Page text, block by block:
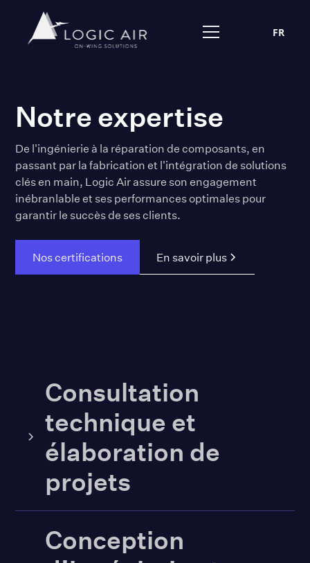
FR
Notre expertise
De l'ingénierie à la réparation de composants, en
passant par la fabrication et l'intégration de solutions
clés en main, Logic Air assure son engagement
inébranlable et ses performances optimales pour
garantir le succès de ses clients.
Nos certifications En savoir plus
Consultation
technique et
élaboration de
projets
Conception